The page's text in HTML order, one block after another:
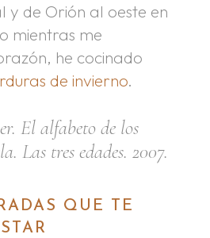
y de Orión al oeste en
mientras me
he cocinado
de invierno.
El alfabeto de los
Las tres edades. 2007.
QUE TE